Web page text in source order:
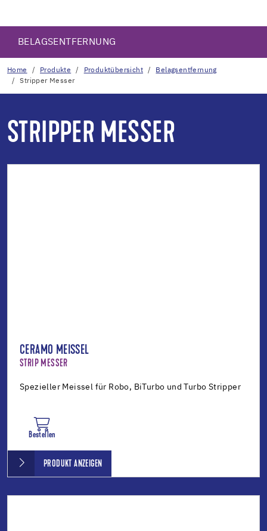
BELAGSENTFERNUNG
Home Produkte Produktübersicht
Belagsentfernung
Stripper Messer
STRIPPER MESSER
CERAMO MEISSEL
STRIP MESSER
Spezieller Meissel für Robo, BiTurbo und Turbo Stripper
Bestellen
PRODUKT ANZEIGEN